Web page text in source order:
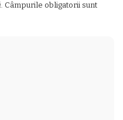
Câmpurile obligatorii sunt